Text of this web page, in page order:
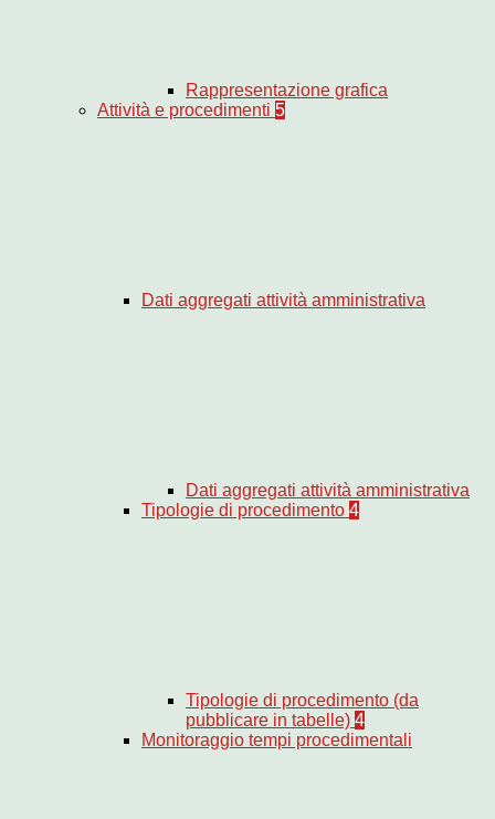
Rappresentazione grafica
Attività e procedimenti 5
Dati aggregati attività amministrativa
Dati aggregati attività amministrativa
Tipologie di procedimento 4
Tipologie di procedimento (da
pubblicare in tabelle) 4
Monitoraggio tempi procedimentali